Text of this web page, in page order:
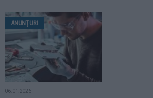
ANUNȚURI
06.01.2026